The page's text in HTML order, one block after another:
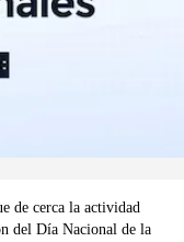
de cerca la actividad
del Día Nacional de la